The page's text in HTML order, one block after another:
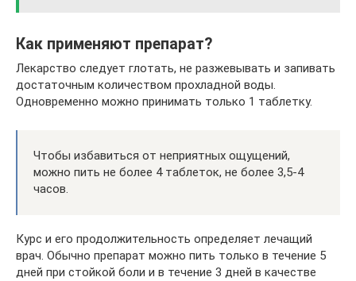
Как применяют препарат?
Лекарство следует глотать, не разжевывать и запивать
достаточным количеством прохладной воды.
Одновременно можно принимать только 1 таблетку.
Чтобы избавиться от неприятных ощущений,
можно пить не более 4 таблеток, не более 3,5-4
часов.
Курс и его продолжительность определяет лечащий
врач. Обычно препарат можно пить только в течение 5
дней при стойкой боли и в течение 3 дней в качестве